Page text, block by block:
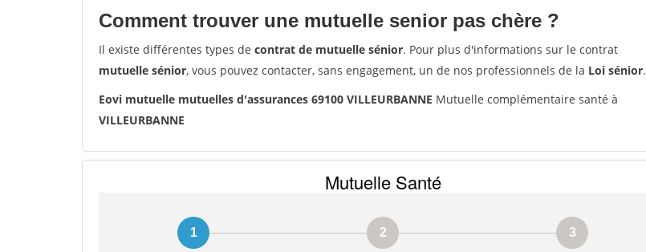
Comment trouver une mutuelle senior pas chère ?
Il existe différentes types de contrat de mutuelle sénior. Pour plus d'informations sur le contrat
mutuelle sénior, vous pouvez contacter, sans engagement, un de nos professionnels de la Loi sénior.
Eovi mutuelle mutuelles d'assurances 69100 VILLEURBANNE Mutuelle complémentaire santé à
VILLEURBANNE